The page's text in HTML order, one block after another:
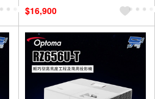
$16,900